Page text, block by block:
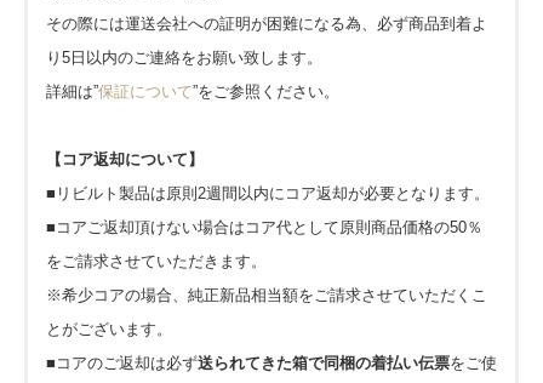
その際には運送会社への証明が困難になる為、必ず商品到着よ
り5日以内のご連絡をお願い致します。
詳細は”保証について”をご参照ください。
【コア返却について】
■リビルト製品は原則2週間以内にコア返却が必要となります。
■コアご返却頂けない場合はコア代として原則商品価格の50％
をご請求させていただきます。
※希少コアの場合、純正新品相当額をご請求させていただくこ
とがございます。
■コアのご返却は必ず送られてきた箱で同梱の着払い伝票をご使